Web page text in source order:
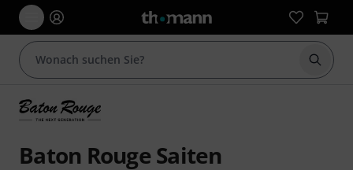
Suche
Baton Rouge Saiten